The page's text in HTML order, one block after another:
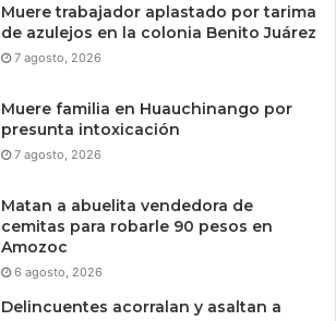
Muere trabajador aplastado por tarima
de azulejos en la colonia Benito Juárez
7 agosto, 2026
Muere familia en Huauchinango por
presunta intoxicación
7 agosto, 2026
Matan a abuelita vendedora de
cemitas para robarle 90 pesos en
Amozoc
6 agosto, 2026
Delincuentes acorralan y asaltan a